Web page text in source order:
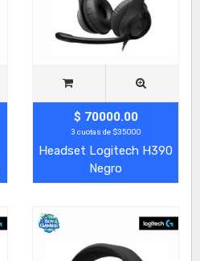
$ 70000.00
3 cuotas de $35000
Headset Logitech H390
Negro